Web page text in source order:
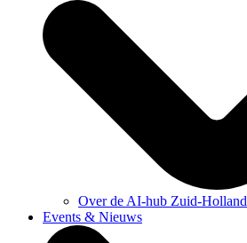
Over de AI-hub Zuid-Holland
Events & Nieuws